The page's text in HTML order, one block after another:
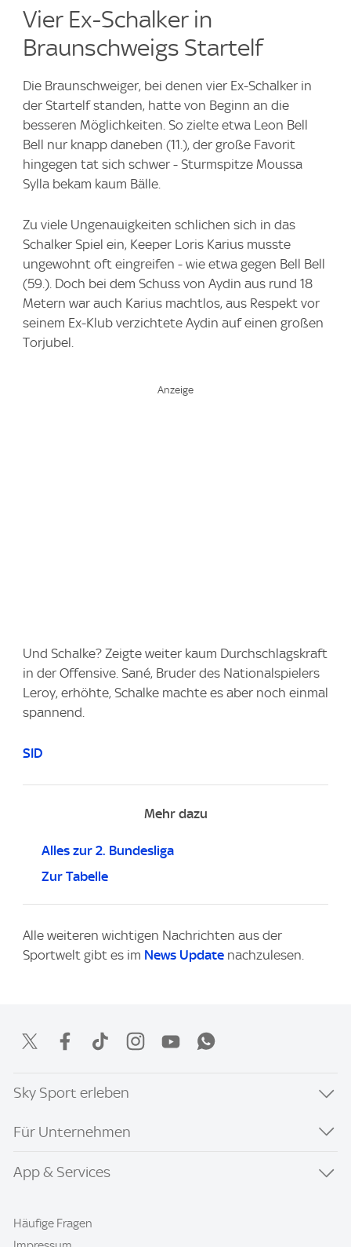
Vier Ex-Schalker in
Braunschweigs Startelf
Die Braunschweiger, bei denen vier Ex-Schalker in
der Startelf standen, hatte von Beginn an die
besseren Möglichkeiten. So zielte etwa Leon Bell
Bell nur knapp daneben (11.), der große Favorit
hingegen tat sich schwer - Sturmspitze Moussa
Sylla bekam kaum Bälle.
Zu viele Ungenauigkeiten schlichen sich in das
Schalker Spiel ein, Keeper Loris Karius musste
ungewohnt oft eingreifen - wie etwa gegen Bell Bell
(59.). Doch bei dem Schuss von Aydin aus rund 18
Metern war auch Karius machtlos, aus Respekt vor
seinem Ex-Klub verzichtete Aydin auf einen großen
Torjubel.
Und Schalke? Zeigte weiter kaum Durchschlagskraft
in der Offensive. Sané, Bruder des Nationalspielers
Leroy, erhöhte, Schalke machte es aber noch einmal
spannend.
SID
Mehr dazu
Alles zur 2. Bundesliga
Zur Tabelle
Alle weiteren wichtigen Nachrichten aus der
Sportwelt gibt es im News Update nachzulesen.
Sky Sport erleben
Für Unternehmen
App & Services
Häufige Fragen